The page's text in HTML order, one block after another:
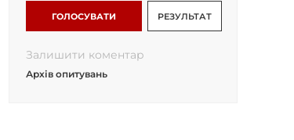
ГОЛОСУВАТИ РЕЗУЛЬТАТ
Залишити коментар
Архів опитувань